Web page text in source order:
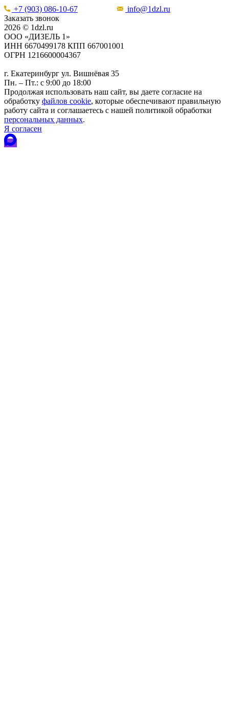
+7 (903) 086-10-67
info@1dzl.ru
Заказать звонок
2026 © 1dzl.ru
ООО «ДИЗЕЛЬ 1»
ИНН 6670499178 КПП 667001001
ОГРН 1216600004367
г. Екатеринбург ул. Вишнёвая 35
Пн. – Пт.: с 9:00 до 18:00
Продолжая использовать наш сайт, вы даете согласие на
обработку файлов cookie, которые обеспечивают правильную
работу сайта и соглашаетесь с нашей политикой обработки
персональных данных.
Я согласен